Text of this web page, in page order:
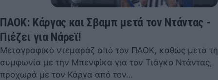
ΠΑΟΚ: Κάργας και Σβαμπ μετά τον Ντάντας -
Πιέζει για Νάρεϊ!
Μεταγραφικό ντεμαράζ από τον ΠΑΟΚ, καθώς μετά τη
συμφωνία με την Μπενφίκα για τον Τιάγκο Ντάντας,
προχωρά με τον Κάργα από τον…